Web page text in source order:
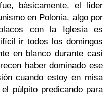
básicamente, el líder
en Polonia, algo por
con la Iglesia es
ir todos los domingos
en blanco durante casi
haber dominado ese
cuando estoy en misa
púlpito predicando para